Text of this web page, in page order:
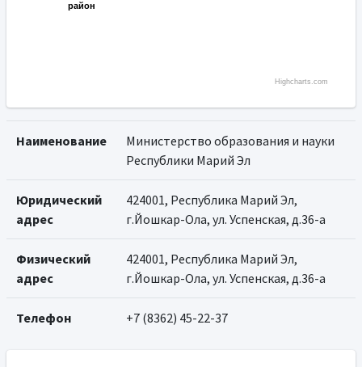
район
район
Highcharts.com
Наименование
Министерство образования и науки
Республики Марий Эл
Юридический
адрес
424001, Республика Марий Эл,
г.Йошкар-Ола, ул. Успенская, д.36-а
Физический
адрес
424001, Республика Марий Эл,
г.Йошкар-Ола, ул. Успенская, д.36-а
Телефон +7 (8362) 45-22-37